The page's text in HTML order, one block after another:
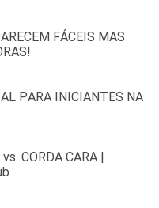
FÁCEIS MAS
PARA INICIANTES NA
CORDA CARA |